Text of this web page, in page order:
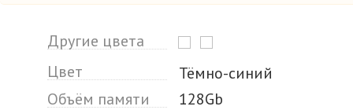
Другие цвета
Цвет
Тёмно-синий
Объём памяти
128Gb